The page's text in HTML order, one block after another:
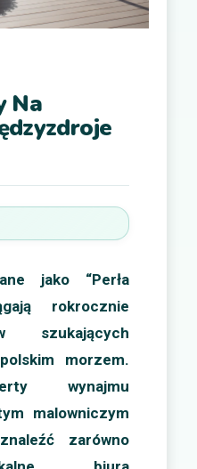
Na
jako “Perła
rokrocznie
szukających
morzem.
wynajmu
malowniczym
zarówno